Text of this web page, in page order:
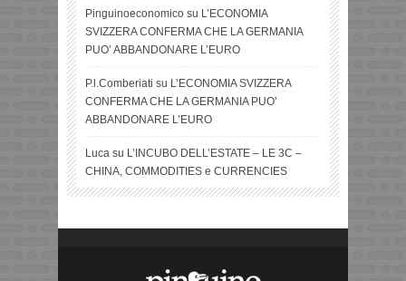
Pinguinoeconomico su L’ECONOMIA
SVIZZERA CONFERMA CHE LA GERMANIA
PUO’ ABBANDONARE L’EURO
P.l.Comberiati su L’ECONOMIA SVIZZERA
CONFERMA CHE LA GERMANIA PUO’
ABBANDONARE L’EURO
Luca su L’INCUBO DELL’ESTATE – LE 3C –
CHINA, COMMODITIES e CURRENCIES